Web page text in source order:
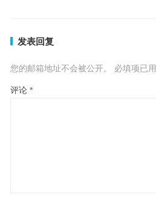
发表回复
您的邮箱地址不会被公开。 必填项已用
评论 *